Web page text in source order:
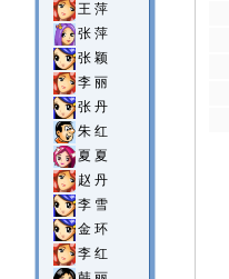
王 萍
张 萍
张 颖
李 丽
张 丹
朱 红
夏 夏
赵 丹
李 雪
金 环
李 红